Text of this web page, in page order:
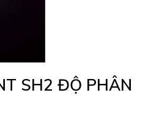
SH2 ĐỘ PHÂN